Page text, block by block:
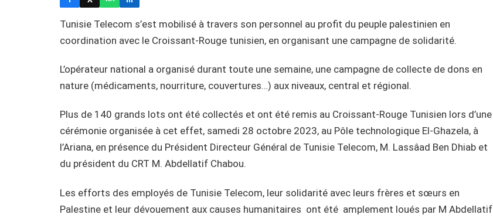
Tunisie Telecom s’est mobilisé à travers son personnel au profit du peuple palestinien en
coordination avec le Croissant-Rouge tunisien, en organisant une campagne de solidarité.
L’opérateur national a organisé durant toute une semaine, une campagne de collecte de dons en
nature (médicaments, nourriture, couvertures…) aux niveaux, central et régional.
Plus de 140 grands lots ont été collectés et ont été remis au Croissant-Rouge Tunisien lors d’une
cérémonie organisée à cet effet, samedi 28 octobre 2023, au Pôle technologique El-Ghazela, à
l’Ariana, en présence du Président Directeur Général de Tunisie Telecom, M. Lassâad Ben Dhiab et
du président du CRT M. Abdellatif Chabou.
Les efforts des employés de Tunisie Telecom, leur solidarité avec leurs frères et sœurs en
Palestine et leur dévouement aux causes humanitaires ont été amplement loués par M Abdellatif